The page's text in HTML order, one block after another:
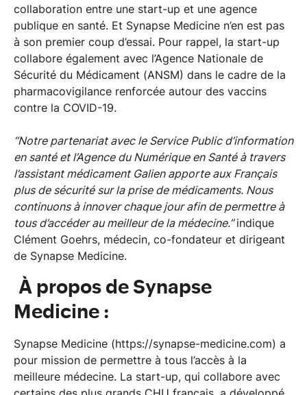
collaboration entre une start-up et une agence
publique en santé. Et Synapse Medicine n’en est pas
à son premier coup d’essai. Pour rappel, la start-up
collabore également avec l’Agence Nationale de
Sécurité du Médicament (ANSM) dans le cadre de la
pharmacovigilance renforcée autour des vaccins
contre la COVID-19.
“Notre partenariat avec le Service Public d’information
en santé et l’Agence du Numérique en Santé à travers
l’assistant médicament Galien apporte aux Français
plus de sécurité sur la prise de médicaments. Nous
continuons à innover chaque jour afin de permettre à
tous d’accéder au meilleur de la médecine.”indique
Clément Goehrs, médecin, co-fondateur et dirigeant
de Synapse Medicine.
À propos de Synapse
Medicine :
Synapse Medicine (https://synapse-medicine.com) a
pour mission de permettre à tous l’accès à la
meilleure médecine. La start-up, qui collabore avec